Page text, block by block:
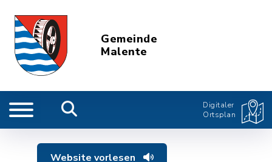
Gemeinde
Malente
Digitaler
Ortsplan
Website vorlesen